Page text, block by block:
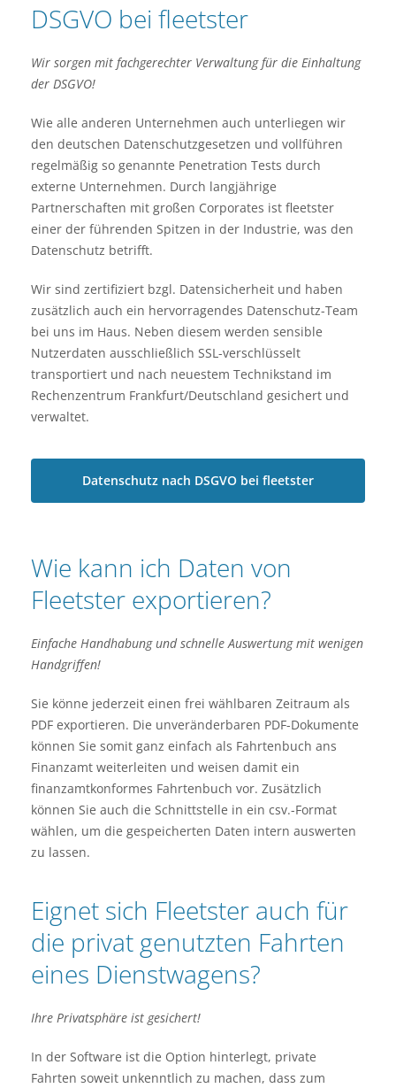
DSGVO bei fleetster
Wir sorgen mit fachgerechter Verwaltung für die Einhaltung
der DSGVO!
Wie alle anderen Unternehmen auch unterliegen wir
den deutschen Datenschutzgesetzen und vollführen
regelmäßig so genannte Penetration Tests durch
externe Unternehmen. Durch langjährige
Partnerschaften mit großen Corporates ist fleetster
einer der führenden Spitzen in der Industrie, was den
Datenschutz betrifft.
Wir sind zertifiziert bzgl. Datensicherheit und haben
zusätzlich auch ein hervorragendes Datenschutz-Team
bei uns im Haus. Neben diesem werden sensible
Nutzerdaten ausschließlich SSL-verschlüsselt
transportiert und nach neuestem Technikstand im
Rechenzentrum Frankfurt/Deutschland gesichert und
verwaltet.
Datenschutz nach DSGVO bei fleetster
Wie kann ich Daten von
Fleetster exportieren?
Einfache Handhabung und schnelle Auswertung mit wenigen
Handgriffen!
Sie könne jederzeit einen frei wählbaren Zeitraum als
PDF exportieren. Die unveränderbaren PDF-Dokumente
können Sie somit ganz einfach als Fahrtenbuch ans
Finanzamt weiterleiten und weisen damit ein
finanzamtkonformes Fahrtenbuch vor. Zusätzlich
können Sie auch die Schnittstelle in ein csv.-Format
wählen, um die gespeicherten Daten intern auswerten
zu lassen.
Eignet sich Fleetster auch für
die privat genutzten Fahrten
eines Dienstwagens?
Ihre Privatsphäre ist gesichert!
In der Software ist die Option hinterlegt, private
Fahrten soweit unkenntlich zu machen, dass zum